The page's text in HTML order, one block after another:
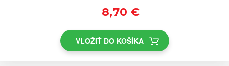
8,70 €
VLOŽIŤ DO KOŠÍKA